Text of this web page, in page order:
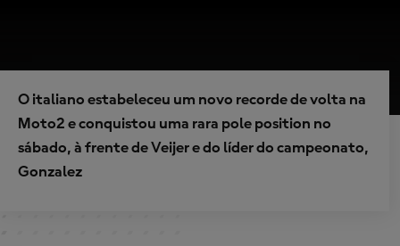
O italiano estabeleceu um novo recorde de volta na
Moto2 e conquistou uma rara pole position no
sábado, à frente de Veijer e do líder do campeonato,
Gonzalez